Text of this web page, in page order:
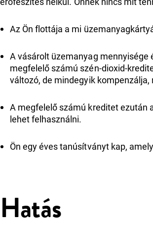
Az Ön flottája a mi
A vásárolt üzemanyag mennyisége
megfelelő számú szén-dioxid-
változó, de mindegyik
A megfelelő számú kreditet ezután
lehet felhasználni.
Ön egy éves tanúsítványt kap,
Hatás